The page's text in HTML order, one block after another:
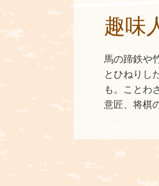
趣味
馬の蹄鉄や
とひねりし
も。ことわ
意匠、将棋